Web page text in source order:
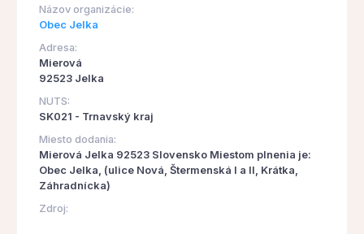
Názov organizácie:
Obec Jelka
Adresa:
Mierová
92523 Jelka
NUTS:
SK021 - Trnavský kraj
Miesto dodania:
Mierová Jelka 92523 Slovensko Miestom plnenia je:
Obec Jelka, (ulice Nová, Štermenská I a II, Krátka,
Záhradnícka)
Zdroj: